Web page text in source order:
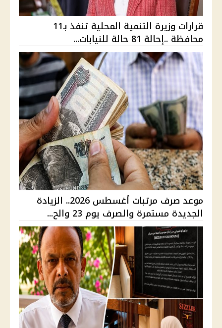
قرارات وزيرة التنمية المحلية تنفذ بـ11
محافظة ..إحالة 81 حالة للنيابات...
موعد صرف مرتبات أغسطس 2026.. الزيادة
الجديدة مستمرة والصرف يوم 23 والح...